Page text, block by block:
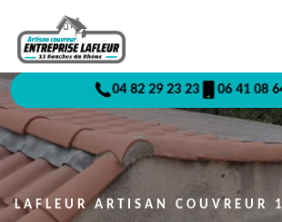
04 82 29 23 23 06 41 08
LAFLEUR ARTISAN COUVREUR